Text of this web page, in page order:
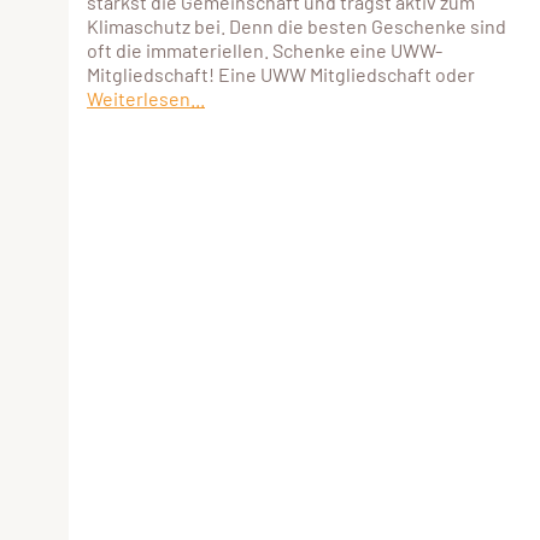
Klimaschutz bei. Denn die besten Geschenke sind
oft die immateriellen. Schenke eine UWW-
Mitgliedschaft! Eine UWW Mitgliedschaft oder
Weiterlesen...